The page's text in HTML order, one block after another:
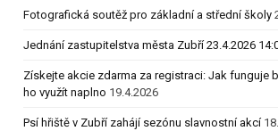
Fotografická soutěž pro základní a střední školy
Jednání zastupitelstva města Zubří 23.4.2026
Získejte akcie zdarma za registraci: Jak funguje
ho využít naplno 19.4.2026
Psí hřiště v Zubří zahájí sezónu slavnostní akcí